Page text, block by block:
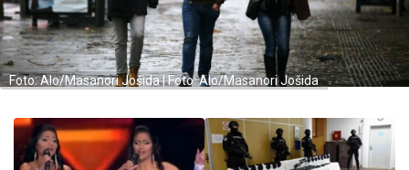
Foto: Alo/Masanori Jošida | Foto: Alo/Masanori Jošida